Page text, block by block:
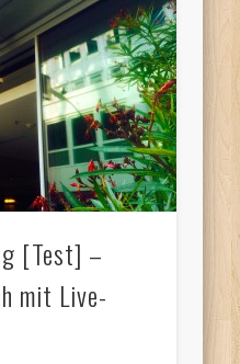
[Test] –
mit Live-